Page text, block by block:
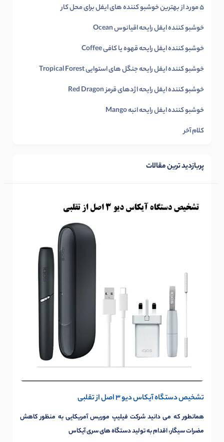
5 مورد از بهترین خوشبو کننده های ایفل برای محل کار
خوشبو کننده ایفل رایحه اقیانوس Ocean
خوشبو کننده ایفل رایحه قهوه یا کافی Coffee
خوشبو کننده ایفل رایحه جنگل های استوایی Tropical Forest
خوشبو کننده ایفل رایحه اژدهای قرمز Red Dragon
خوشبو کننده ایفل رایحه انبه Mango
کلام آخر
پربازدید ترین مقالات
تشخیص دستگاه آیکاس دیو 3 اصل از تقلبی
همانطور که می دانید شرکت فیلیپ موریس آمریکایی به منظور کاهش
مضرات سیگار، اقدام به تولید دستگاه های سری آیکاس